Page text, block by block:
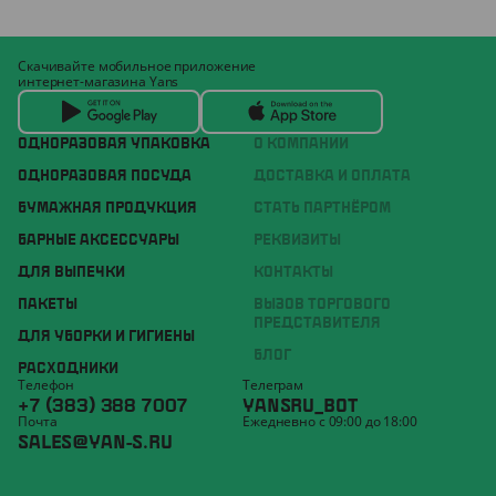
ОДНОРАЗОВАЯ УПАКОВКА
ОДНОРАЗОВАЯ ПОСУДА
БУМАЖНАЯ ПРОДУКЦИЯ
БАРНЫЕ АКСЕССУАРЫ
ДЛЯ ВЫПЕЧКИ
ПАКЕТЫ
ДЛЯ УБОРКИ И ГИГИЕНЫ
РАСХОДНИКИ
О КОМПАНИИ
ДОСТАВКА И ОПЛАТА
СТАТЬ ПАРТНЁРОМ
РЕКВИЗИТЫ
КОНТАКТЫ
ВЫЗОВ ТОРГОВОГО
ПРЕДСТАВИТЕЛЯ
БЛОГ
Скачивайте мобильное приложение
интернет-магазина Yans
Телефон
+7 (383) 388 7007
Телеграм
YANSRU_BOT
Почта
SALES@YAN-S.RU
Ежедневно с 09:00 до 18:00